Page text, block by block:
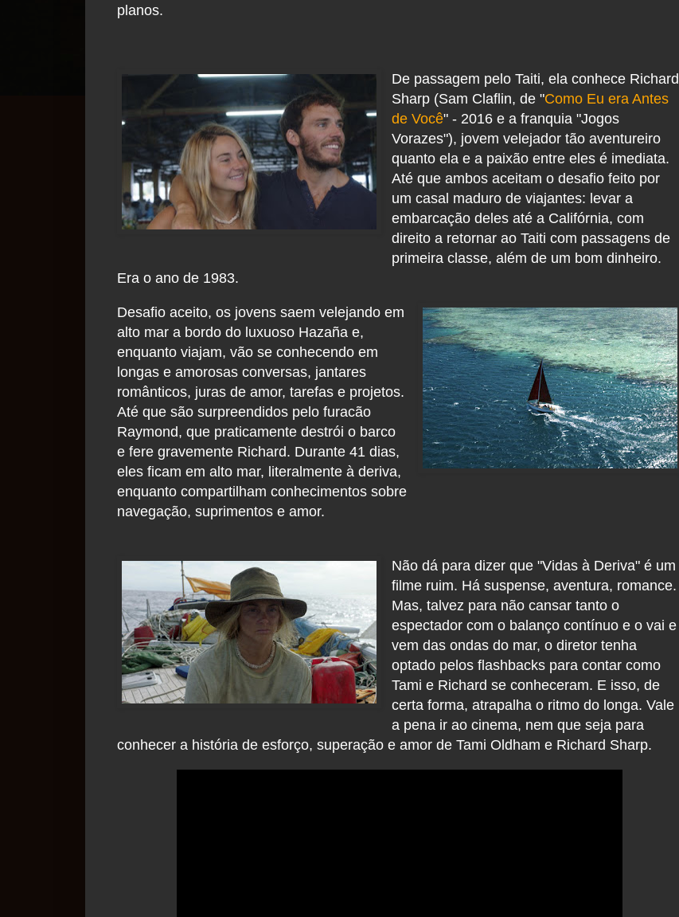
planos.
De passagem pelo Taiti, ela conhece Richard
Sharp (Sam Claflin, de "Como Eu era Antes
de Você" - 2016 e a franquia "Jogos
Vorazes"), jovem velejador tão aventureiro
quanto ela e a paixão entre eles é imediata.
Até que ambos aceitam o desafio feito por
um casal maduro de viajantes: levar a
embarcação deles até a Califórnia, com
direito a retornar ao Taiti com passagens de
primeira classe, além de um bom dinheiro.
Era o ano de 1983.
Desafio aceito, os jovens saem velejando em
alto mar a bordo do luxuoso Hazaña e,
enquanto viajam, vão se conhecendo em
longas e amorosas conversas, jantares
românticos, juras de amor, tarefas e projetos.
Até que são surpreendidos pelo furacão
Raymond, que praticamente destrói o barco
e fere gravemente Richard. Durante 41 dias,
eles ficam em alto mar, literalmente à deriva,
enquanto compartilham conhecimentos sobre
navegação, suprimentos e amor.
Não dá para dizer que "Vidas à Deriva" é um
filme ruim. Há suspense, aventura, romance.
Mas, talvez para não cansar tanto o
espectador com o balanço contínuo e o vai e
vem das ondas do mar, o diretor tenha
optado pelos flashbacks para contar como
Tami e Richard se conheceram. E isso, de
certa forma, atrapalha o ritmo do longa. Vale
a pena ir ao cinema, nem que seja para
conhecer a história de esforço, superação e amor de Tami Oldham e Richard Sharp.